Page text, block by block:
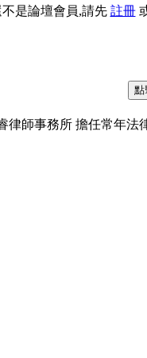
是論壇會員,請先 註冊
律師事務所 擔任常年法